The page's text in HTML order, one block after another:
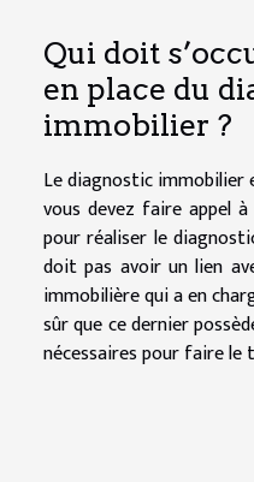
Qui doit
en place du
immobilier ?
Le diagnostic immobilier
vous devez faire appel
pour réaliser le
doit pas avoir un lien
immobilière qui a en
sûr que ce dernier
nécessaires pour faire le